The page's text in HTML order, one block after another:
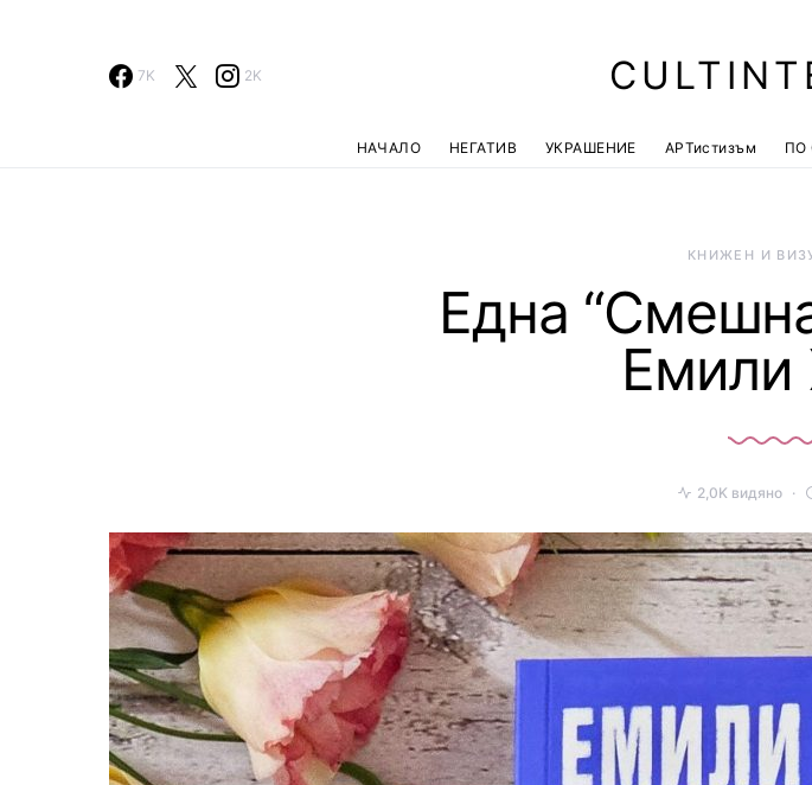
7K 2K
НАЧАЛО НЕГАТИВ УКРАШЕНИЕ АРТистизъм ПО
КНИЖЕН И
Една
Емили
2,0K видяно